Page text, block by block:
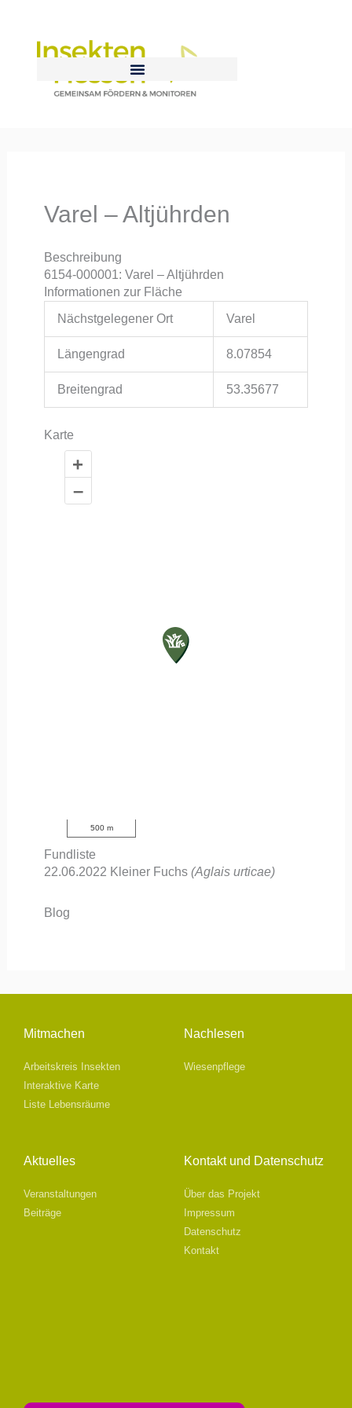
springen
Varel – Altjührden
Beschreibung
6154-000001: Varel – Altjührden
Informationen zur Fläche
Nächstgelegener Ort
Varel
Längengrad 8.07854
Breitengrad 53.35677
Karte
+
–
500 m
Fundliste
22.06.2022 Kleiner Fuchs(Aglais urticae)
Blog
Mitmachen
Arbeitskreis Insekten
Interaktive Karte
Liste Lebensräume
Nachlesen
Wiesenpflege
Aktuelles
Veranstaltungen
Beiträge
Kontakt und Datenschutz
Über das Projekt
Impressum
Datenschutz
Kontakt